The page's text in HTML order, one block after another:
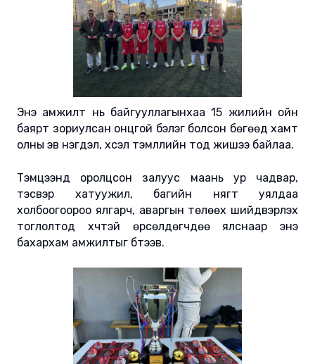
Энэ амжилт нь байгууллагынхаа 15 жилийн ойн
баярт зориулсан онцгой бэлэг болсон бөгөөд хамт
олны эв нэгдэл, хүсэл тэмүүллийн тод жишээ байлаа.
Тэмцээнд оролцсон залуус маань ур чадвар,
тэсвэр хатуужил, багийн нягт уялдаа
холбоогоороо ялгарч, аваргын төлөөх шийдвэрлэх
тоглолтод хүчтэй өрсөлдөгчдөө ялснаар энэ
бахархам амжилтыг бүтээв.